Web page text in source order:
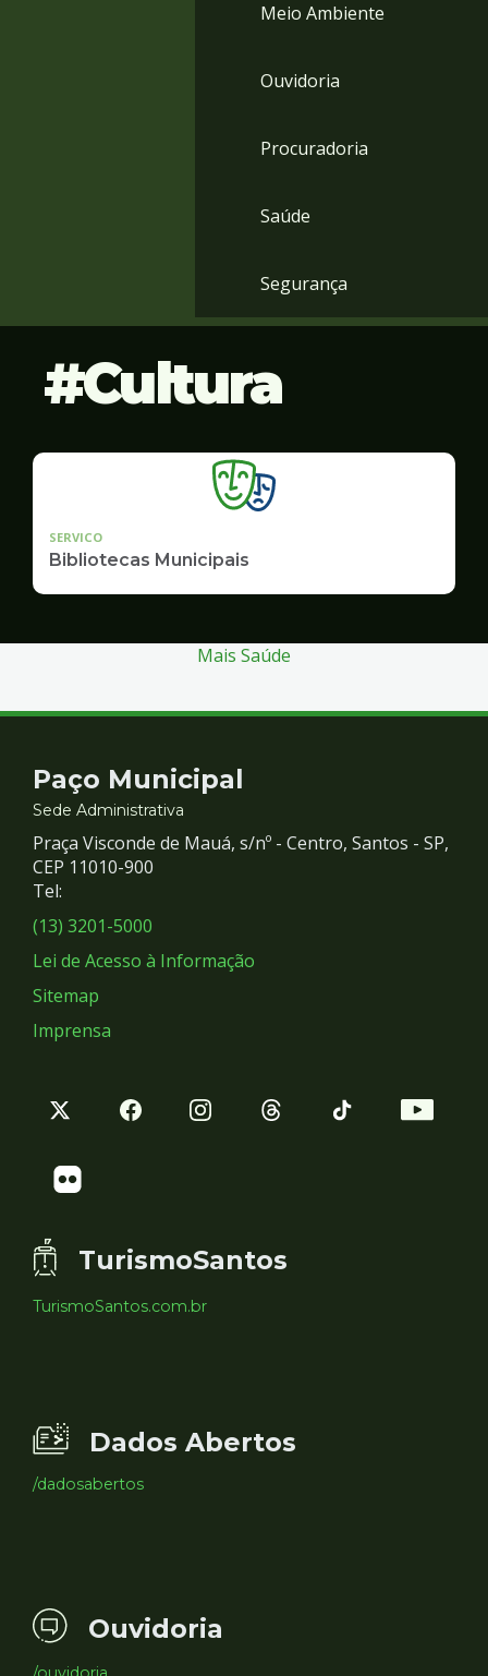
Meio Ambiente
Ouvidoria
Procuradoria
Saúde
Segurança
Cultura
SERVICO
Bibliotecas Municipais
Mais Saúde
Contato
e
Redes
Sociais
Paço Municipal
Sede Administrativa
Praça Visconde de Mauá, s/nº - Centro, Santos - SP,
CEP 11010-900
Tel:
(13) 3201-5000
Lei de Acesso à Informação
Sitemap
Imprensa
TurismoSantos
TurismoSantos.com.br
Dados Abertos
/dadosabertos
Ouvidoria